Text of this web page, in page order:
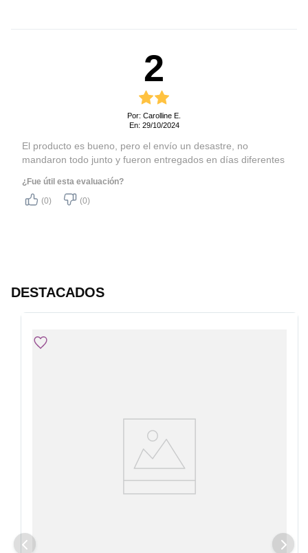
2
Por: Carolline E.
En: 29/10/2024
El producto es bueno, pero el envío un desastre, no
mandaron todo junto y fueron entregados en días diferentes
¿Fue útil esta evaluación?
(0)
(0)
DESTACADOS